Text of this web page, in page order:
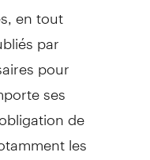
en tout
par
pour
ses
de
les